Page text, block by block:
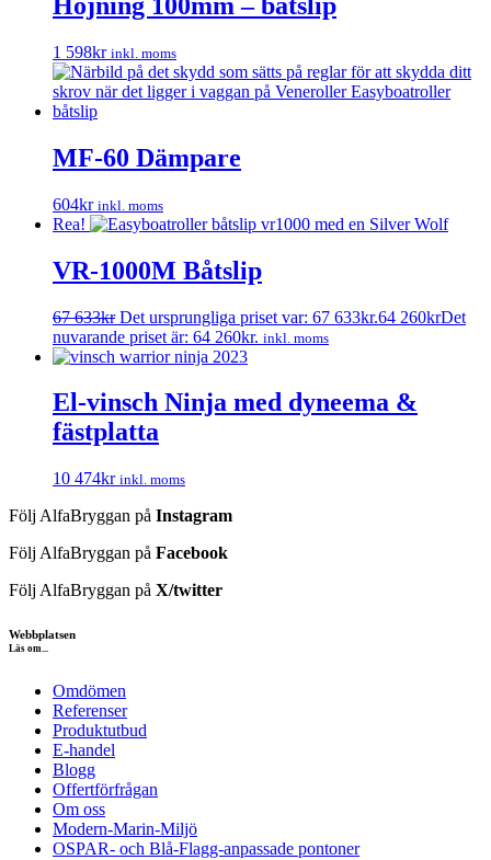
1 598kr inkl. moms
MF-60 Dämpare
604kr inkl. moms
Rea!
VR-1000M Båtslip
67 633kr Det ursprungliga priset var: 67 633kr.64 260krDet
nuvarande priset är: 64 260kr. inkl. moms
El-vinsch Ninja med dyneema &
fästplatta
10 474kr inkl. moms
Följ AlfaBryggan på Instagram
Följ AlfaBryggan på Facebook
Följ AlfaBryggan på X/twitter
Webbplatsen
Läs om...
Omdömen
Referenser
Produktutbud
E-handel
Blogg
Offertförfrågan
Om oss
Modern-Marin-Miljö
OSPAR- och Blå-Flagg-anpassade pontoner